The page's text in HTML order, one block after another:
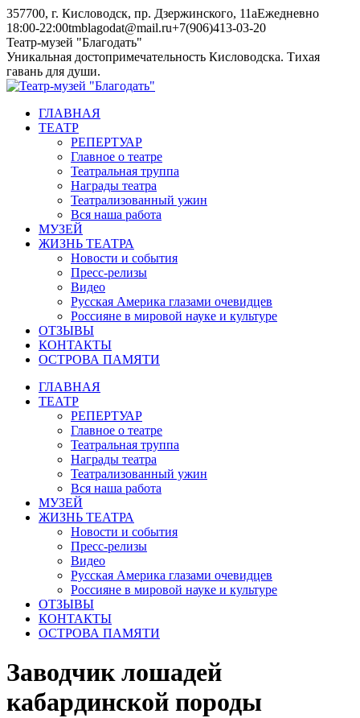
Skip
to
content
357700, г. Кисловодск, пр. Дзержинского, 11аЕжедневно
18:00-22:00tmblagodat@mail.ru+7(906)413-03-20
Instagram
page
opens
in
window
Telegram
page
opens
in
window
Театр-музей "Благодать"
Уникальная достопримечательность Кисловодска. Тихая
гавань для души.
ГЛАВНАЯ
ТЕАТР
РЕПЕРТУАР
Главное о театре
Театральная труппа
Награды театра
Театрализованный ужин
Вся наша работа
МУЗЕЙ
ЖИЗНЬ ТЕАТРА
Новости и события
Пресс-релизы
Видео
Русская Америка глазами очевидцев
Россияне в мировой науке и культуре
ОТЗЫВЫ
КОНТАКТЫ
ОСТРОВА ПАМЯТИ
ГЛАВНАЯ
ТЕАТР
РЕПЕРТУАР
Главное о театре
Театральная труппа
Награды театра
Театрализованный ужин
Вся наша работа
МУЗЕЙ
ЖИЗНЬ ТЕАТРА
Новости и события
Пресс-релизы
Видео
Русская Америка глазами очевидцев
Россияне в мировой науке и культуре
ОТЗЫВЫ
КОНТАКТЫ
ОСТРОВА ПАМЯТИ
Заводчик лошадей
кабардинской породы